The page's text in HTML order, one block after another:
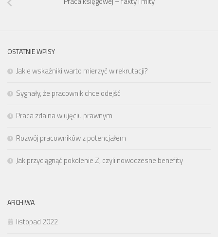
OSTATNIE WPISY
Jakie wskaźniki warto mierzyć w rekrutacji?
Sygnały, że pracownik chce odejść
Praca zdalna w ujęciu prawnym
Rozwój pracowników z potencjałem
Jak przyciągnąć pokolenie Z, czyli nowoczesne benefity
ARCHIWA
listopad 2022